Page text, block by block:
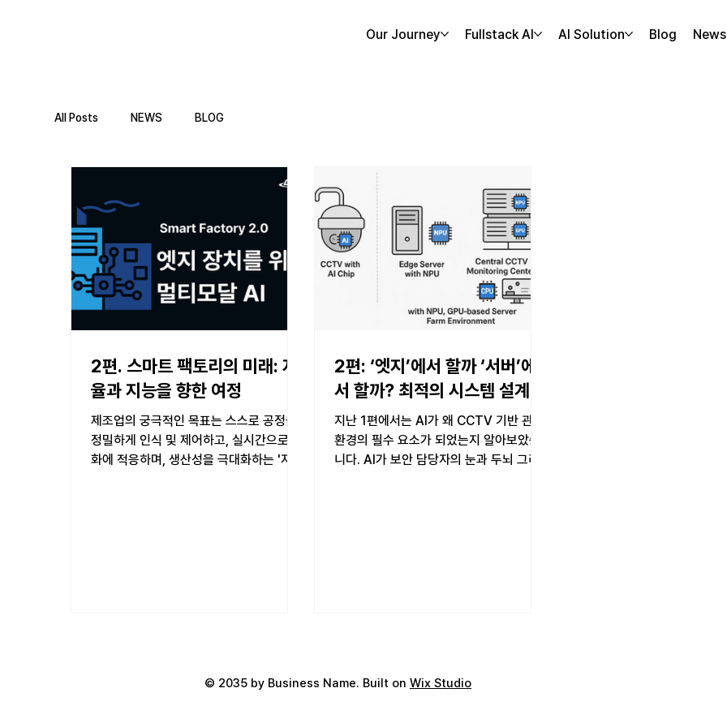
Our Journey Fullstack AI AI Solution Blog News
All Posts NEWS BLOG
2편. 스마트 팩토리의 미래: 자
율과 지능을 향한 여정
제조업의 궁극적인 목표는 스스로 공정을
정밀하게 인식 및 제어하고, 실시간으로 변
화에 적응하며, 생산성을 극대화하는 '자율
2편: ‘엣지’에서 할까 ‘서버’에
서 할까? 최적의 시스템 설계
지난 1편에서는 AI가 왜 CCTV 기반 관제
환경의 필수 요소가 되었는지 알아보았습
니다. AI가 보안 담당자의 눈과 두뇌 그리
© 2035 by Business Name. Built on Wix Studio